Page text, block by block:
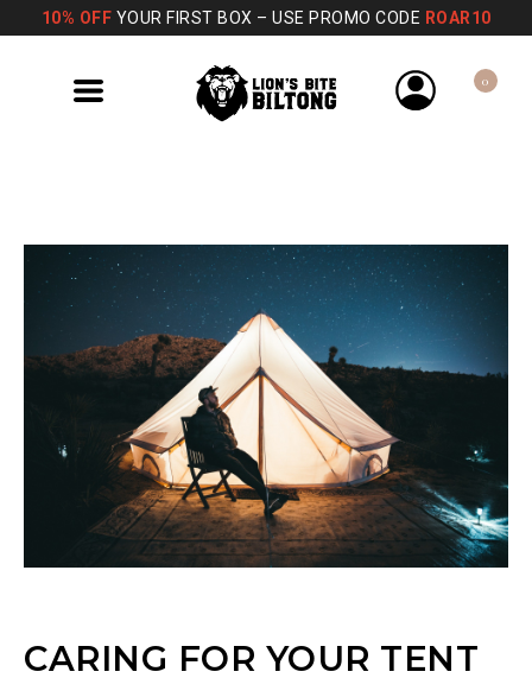
10% OFF YOUR FIRST BOX – USE PROMO CODE ROAR10
0
CARING FOR YOUR TENT